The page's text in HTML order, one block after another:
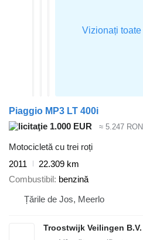
Piaggio MP3 LT 400i
1.000 EUR
≈ 5.247 RON
Motocicletă cu trei roți
2011
22.309 km
Combustibil benzină
Țările de Jos, Meerlo
Troostwijk Veilingen B.V.